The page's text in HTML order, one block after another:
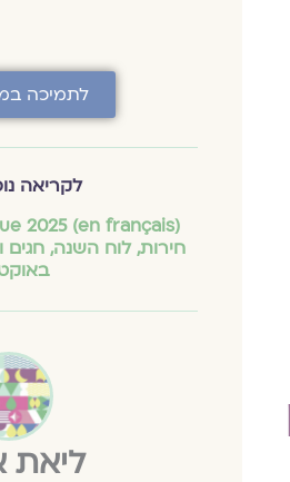
לתמיכה
לקריאה
(en français) Contenu pour Pâque 2025
חירות,לוח השנה, חגים
ליאת